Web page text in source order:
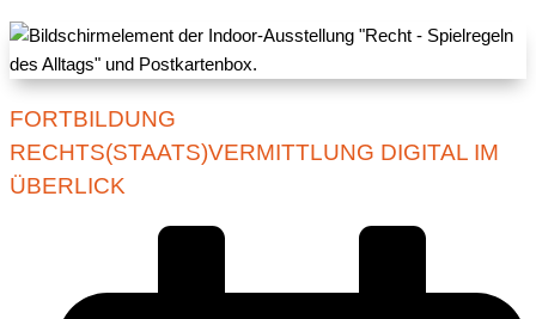
FORTBILDUNG
RECHTS(STAATS)VERMITTLUNG DIGITAL IM
ÜBERLICK